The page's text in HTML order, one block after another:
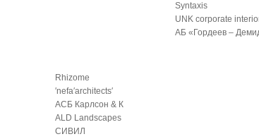
Syntaxis
UNK corporate
АБ «Гордеев –
Rhizome
′nefa′architects′
АСБ Карлсон & К
ALD Landscapes
СИВИЛ